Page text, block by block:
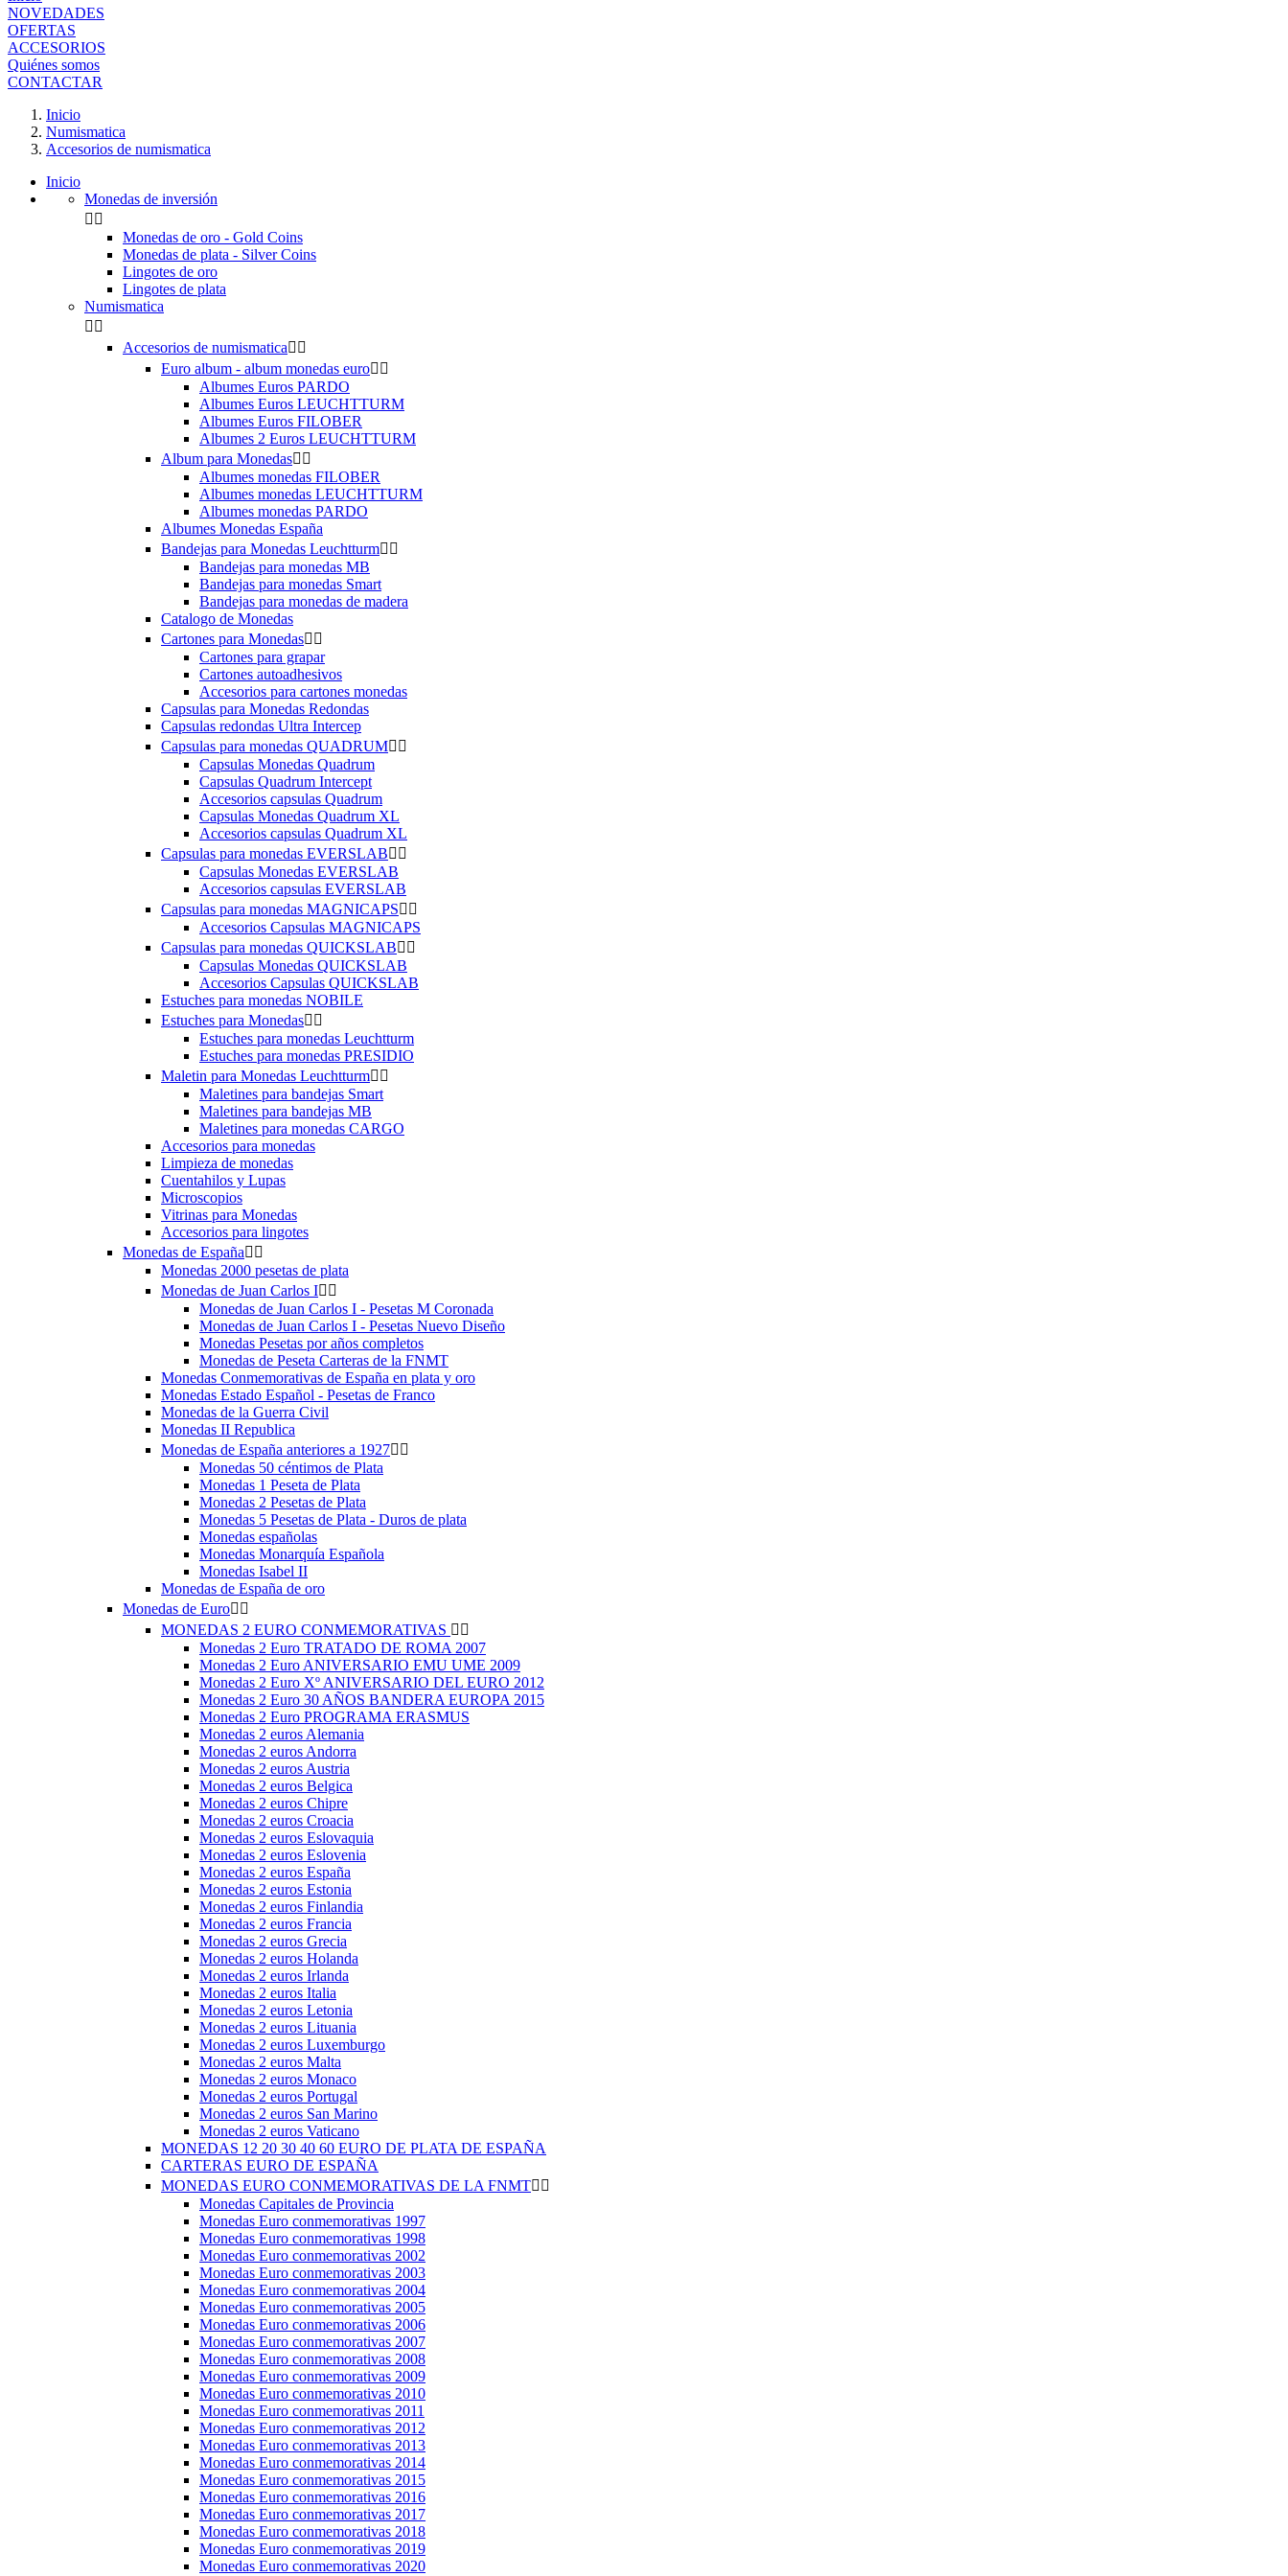
NOVEDADES
OFERTAS
ACCESORIOS
Quiénes somos
CONTACTAR
Inicio
Numismatica
Accesorios de numismatica
Inicio
Monedas de inversión
 
Monedas de oro - Gold Coins
Monedas de plata - Silver Coins
Lingotes de oro
Lingotes de plata
Numismatica
 
Accesorios de numismatica 
Euro album - album monedas euro 
Albumes Euros PARDO
Albumes Euros LEUCHTTURM
Albumes Euros FILOBER
Albumes 2 Euros LEUCHTTURM
Album para Monedas 
Albumes monedas FILOBER
Albumes monedas LEUCHTTURM
Albumes monedas PARDO
Albumes Monedas España
Bandejas para Monedas Leuchtturm 
Bandejas para monedas MB
Bandejas para monedas Smart
Bandejas para monedas de madera
Catalogo de Monedas
Cartones para Monedas 
Cartones para grapar
Cartones autoadhesivos
Accesorios para cartones monedas
Capsulas para Monedas Redondas
Capsulas redondas Ultra Intercep
Capsulas para monedas QUADRUM 
Capsulas Monedas Quadrum
Capsulas Quadrum Intercept
Accesorios capsulas Quadrum
Capsulas Monedas Quadrum XL
Accesorios capsulas Quadrum XL
Capsulas para monedas EVERSLAB 
Capsulas Monedas EVERSLAB
Accesorios capsulas EVERSLAB
Capsulas para monedas MAGNICAPS 
Accesorios Capsulas MAGNICAPS
Capsulas para monedas QUICKSLAB 
Capsulas Monedas QUICKSLAB
Accesorios Capsulas QUICKSLAB
Estuches para monedas NOBILE
Estuches para Monedas 
Estuches para monedas Leuchtturm
Estuches para monedas PRESIDIO
Maletin para Monedas Leuchtturm 
Maletines para bandejas Smart
Maletines para bandejas MB
Maletines para monedas CARGO
Accesorios para monedas
Limpieza de monedas
Cuentahilos y Lupas
Microscopios
Vitrinas para Monedas
Accesorios para lingotes
Monedas de España 
Monedas 2000 pesetas de plata
Monedas de Juan Carlos I 
Monedas de Juan Carlos I - Pesetas M Coronada
Monedas de Juan Carlos I - Pesetas Nuevo Diseño
Monedas Pesetas por años completos
Monedas de Peseta Carteras de la FNMT
Monedas Conmemorativas de España en plata y oro
Monedas Estado Español - Pesetas de Franco
Monedas de la Guerra Civil
Monedas II Republica
Monedas de España anteriores a 1927 
Monedas 50 céntimos de Plata
Monedas 1 Peseta de Plata
Monedas 2 Pesetas de Plata
Monedas 5 Pesetas de Plata - Duros de plata
Monedas españolas
Monedas Monarquía Española
Monedas Isabel II
Monedas de España de oro
Monedas de Euro 
MONEDAS 2 EURO CONMEMORATIVAS  
Monedas 2 Euro TRATADO DE ROMA 2007
Monedas 2 Euro ANIVERSARIO EMU UME 2009
Monedas 2 Euro Xº ANIVERSARIO DEL EURO 2012
Monedas 2 Euro 30 AÑOS BANDERA EUROPA 2015
Monedas 2 Euro PROGRAMA ERASMUS
Monedas 2 euros Alemania
Monedas 2 euros Andorra
Monedas 2 euros Austria
Monedas 2 euros Belgica
Monedas 2 euros Chipre
Monedas 2 euros Croacia
Monedas 2 euros Eslovaquia
Monedas 2 euros Eslovenia
Monedas 2 euros España
Monedas 2 euros Estonia
Monedas 2 euros Finlandia
Monedas 2 euros Francia
Monedas 2 euros Grecia
Monedas 2 euros Holanda
Monedas 2 euros Irlanda
Monedas 2 euros Italia
Monedas 2 euros Letonia
Monedas 2 euros Lituania
Monedas 2 euros Luxemburgo
Monedas 2 euros Malta
Monedas 2 euros Monaco
Monedas 2 euros Portugal
Monedas 2 euros San Marino
Monedas 2 euros Vaticano
MONEDAS 12 20 30 40 60 EURO DE PLATA DE ESPAÑA
CARTERAS EURO DE ESPAÑA
MONEDAS EURO CONMEMORATIVAS DE LA FNMT 
Monedas Capitales de Provincia
Monedas Euro conmemorativas 1997
Monedas Euro conmemorativas 1998
Monedas Euro conmemorativas 2002
Monedas Euro conmemorativas 2003
Monedas Euro conmemorativas 2004
Monedas Euro conmemorativas 2005
Monedas Euro conmemorativas 2006
Monedas Euro conmemorativas 2007
Monedas Euro conmemorativas 2008
Monedas Euro conmemorativas 2009
Monedas Euro conmemorativas 2010
Monedas Euro conmemorativas 2011
Monedas Euro conmemorativas 2012
Monedas Euro conmemorativas 2013
Monedas Euro conmemorativas 2014
Monedas Euro conmemorativas 2015
Monedas Euro conmemorativas 2016
Monedas Euro conmemorativas 2017
Monedas Euro conmemorativas 2018
Monedas Euro conmemorativas 2019
Monedas Euro conmemorativas 2020